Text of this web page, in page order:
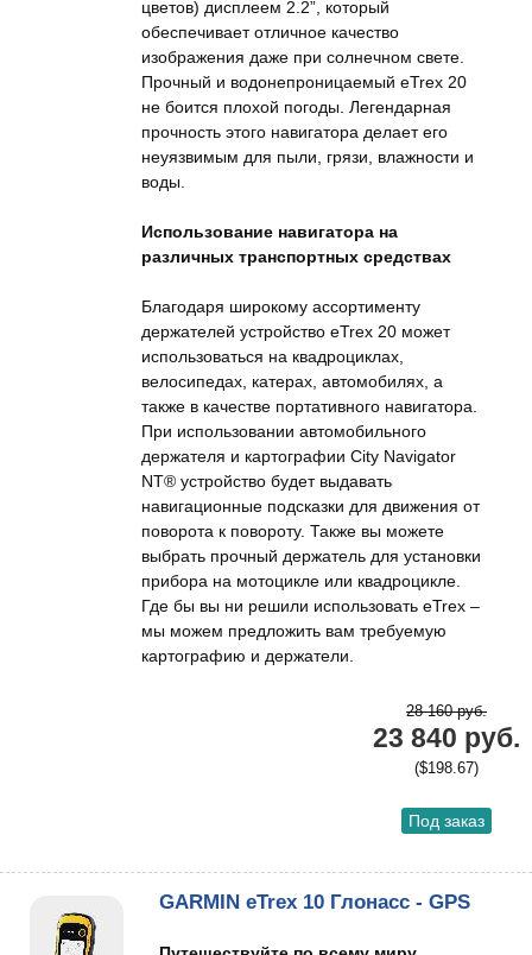
цветов) дисплеем 2.2”, который
обеспечивает отличное качество
изображения даже при солнечном свете.
Прочный и водонепроницаемый eTrex 20
не боится плохой погоды. Легендарная
прочность этого навигатора делает его
неуязвимым для пыли, грязи, влажности и
воды.
Использование навигатора на
различных транспортных средствах
Благодаря широкому ассортименту
держателей устройство eTrex 20 может
использоваться на квадроциклах,
велосипедах, катерах, автомобилях, а
также в качестве портативного навигатора.
При использовании автомобильного
держателя и картографии City Navigator
NT® устройство будет выдавать
навигационные подсказки для движения от
поворота к повороту. Также вы можете
выбрать прочный держатель для установки
прибора на мотоцикле или квадроцикле.
Где бы вы ни решили использовать eTrex –
мы можем предложить вам требуемую
картографию и держатели.
28 160 руб.
23 840 руб.
($198.67)
Под заказ
GARMIN eTrex 10 Глонасс - GPS